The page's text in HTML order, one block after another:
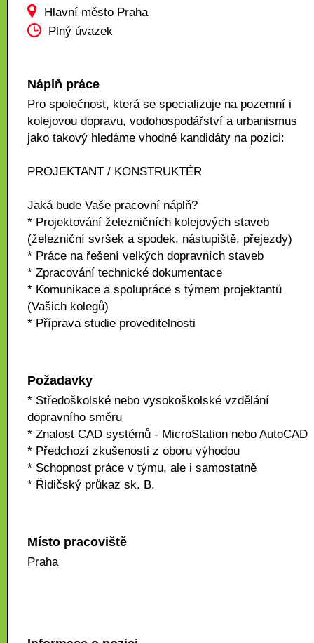
Hlavní město Praha
Plný úvazek
Náplň práce
Pro společnost, která se specializuje na pozemní i
kolejovou dopravu, vodohospodářství a urbanismus
jako takový hledáme vhodné kandidáty na pozici:
PROJEKTANT / KONSTRUKTÉR
Jaká bude Vaše pracovní náplň?
* Projektování železničních kolejových staveb
(železniční svršek a spodek, nástupiště, přejezdy)
* Práce na řešení velkých dopravních staveb
* Zpracování technické dokumentace
* Komunikace a spolupráce s týmem projektantů
(Vašich kolegů)
* Příprava studie proveditelnosti
Požadavky
* Středoškolské nebo vysokoškolské vzdělání
dopravního směru
* Znalost CAD systémů - MicroStation nebo AutoCAD
* Předchozí zkušenosti z oboru výhodou
* Schopnost práce v týmu, ale i samostatně
* Řidičský průkaz sk. B.
Místo pracoviště
Praha